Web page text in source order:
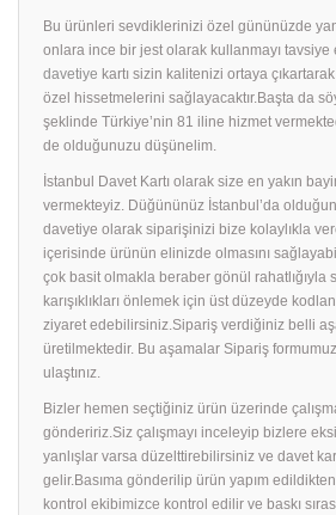
Bu ürünleri sevdiklerinizi özel gününüzde
onlara ince bir jest olarak kullanmayı tavsiye
davetiye kartı sizin kalitenizi ortaya
özel hissetmelerini sağlayacaktır.Başta da
şeklinde Türkiye’nin 81 iline hizmet
de olduğunuzu düşünelim.
İstanbul Davet Kartı olarak size en yakın
vermekteyiz. Düğününüz İstanbul’da
davetiye olarak siparişinizi bize kolaylıkla
içerisinde ürünün elinizde olmasını
çok basit olmakla beraber gönül rahatlığıyla
karışıklıkları önlemek için üst düzeyde
ziyaret edebilirsiniz.Sipariş verdiğiniz belli
üretilmektedir. Bu aşamalar Sipariş
ulaştınız.
Bizler hemen seçtiğiniz ürün üzerinde
göndeririz.Siz çalışmayı inceleyip bizlere
yanlışlar varsa düzelttirebilirsiniz ve davet
gelir.Basıma gönderilip ürün yapım
kontrol ekibimizce kontrol edilir ve baskı